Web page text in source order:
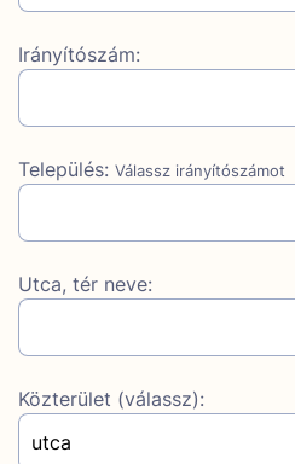
Irányítószám:
Település: Válassz irányítószámot
Utca, tér neve:
Közterület (válassz):